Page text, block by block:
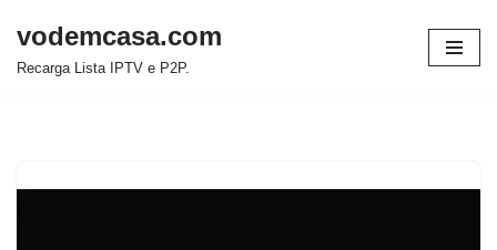
Pular
vodemcasa.com
Recarga Lista IPTV e P2P.